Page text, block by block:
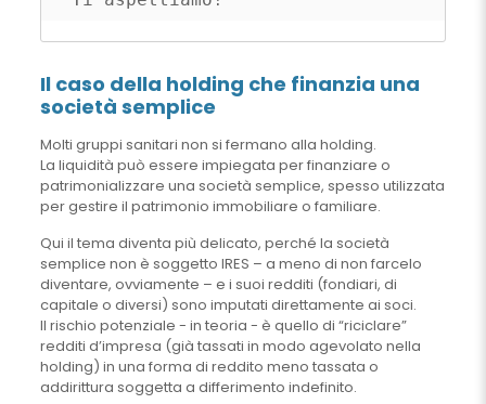
Il caso della holding che finanzia una
società semplice
Molti gruppi sanitari non si fermano alla holding.
La liquidità può essere impiegata per finanziare o
patrimonializzare una società semplice, spesso utilizzata
per gestire il patrimonio immobiliare o familiare.
Qui il tema diventa più delicato, perché la società
semplice non è soggetto IRES – a meno di non farcelo
diventare, ovviamente – e i suoi redditi (fondiari, di
capitale o diversi) sono imputati direttamente ai soci.
Il rischio potenziale - in teoria - è quello di “riciclare”
redditi d’impresa (già tassati in modo agevolato nella
holding) in una forma di reddito meno tassata o
addirittura soggetta a differimento indefinito.